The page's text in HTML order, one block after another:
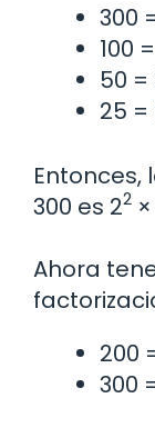
300
100
50 =
25 =
Entonces,
300 es 22
Ahora
200
300